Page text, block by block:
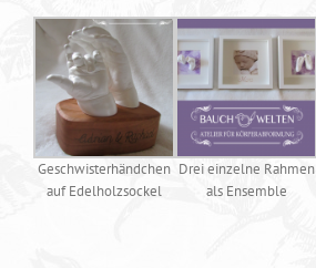
Geschwisterhändchen
auf Edelholzsockel
Drei einzelne Rahmen
als Ensemble